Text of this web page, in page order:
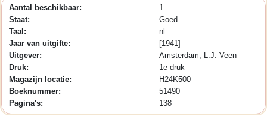
Aantal beschikbaar:
1
Staat:
Goed
Taal:
nl
Jaar van uitgifte:
[1941]
Uitgever:
Amsterdam, L.J. Veen
Druk:
1e druk
Magazijn locatie:
H24K500
Boeknummer:
51490
Pagina's:
138